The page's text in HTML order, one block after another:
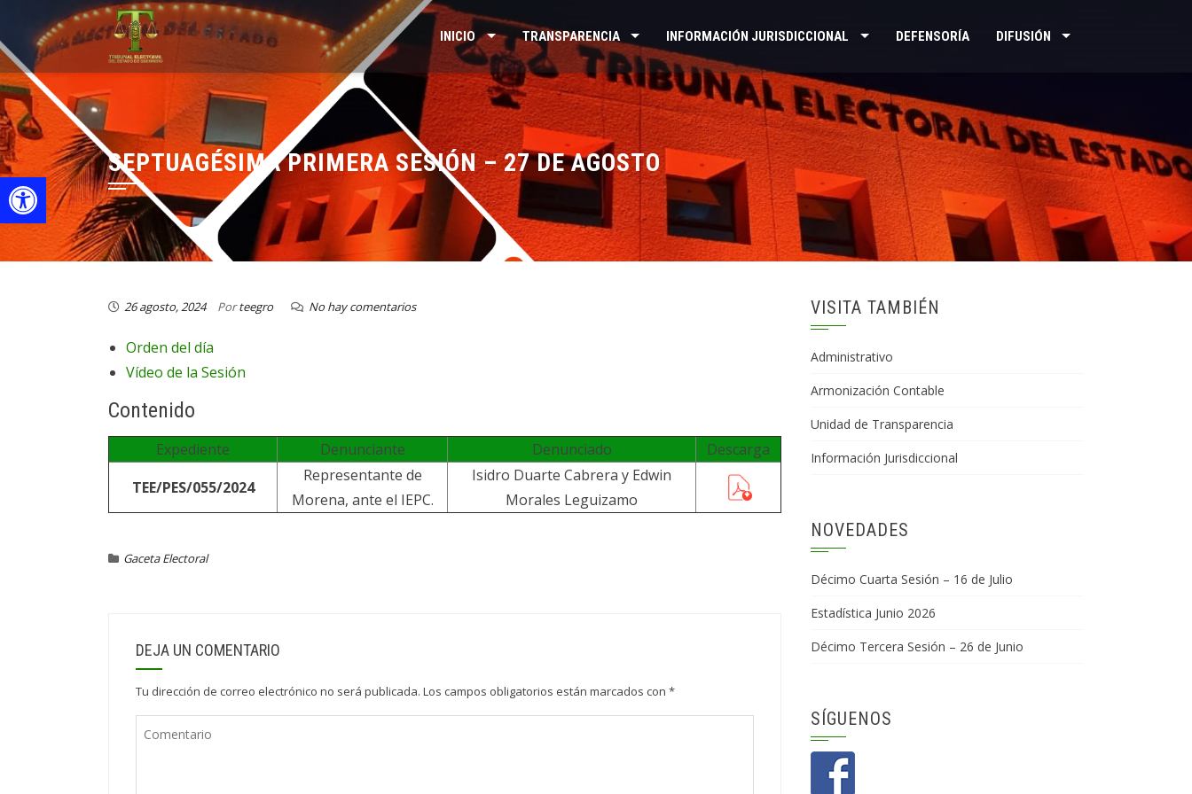
Open toolbar
INICIO TRANSPARENCIA INFORMACIÓN JURISDICCIONAL DEFENSORÍA DIFUSIÓN
SEPTUAGÉSIMA PRIMERA SESIÓN – 27 DE AGOSTO
26 agosto, 2024 Porteegro No hay comentarios
Orden del día
Vídeo de la Sesión
Contenido
Expediente Denunciante Denunciado
Descarga
TEE/PES/055/2024
Representante de
Morena, ante el IEPC.
Isidro Duarte Cabrera y Edwin
Morales Leguizamo
Gaceta Electoral
DEJA UN COMENTARIO
Tu dirección de correo electrónico no será publicada. Los campos obligatorios están marcados con *
VISITA TAMBIÉN
Administrativo
Armonización Contable
Unidad de Transparencia
Información Jurisdiccional
NOVEDADES
Décimo Cuarta Sesión – 16 de Julio
Estadística Junio 2026
Décimo Tercera Sesión – 26 de Junio
SÍGUENOS